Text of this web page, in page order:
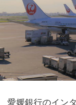
愛媛銀行のイン